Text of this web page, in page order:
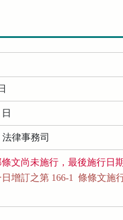
律事務司
文尚未施行，最後施行日
增訂之第 166-1  條條文施